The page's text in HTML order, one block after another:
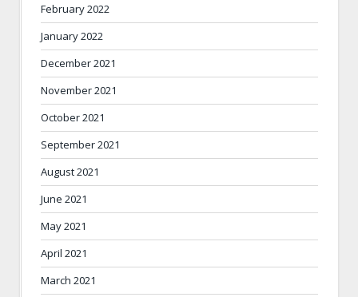
February 2022
January 2022
December 2021
November 2021
October 2021
September 2021
August 2021
June 2021
May 2021
April 2021
March 2021